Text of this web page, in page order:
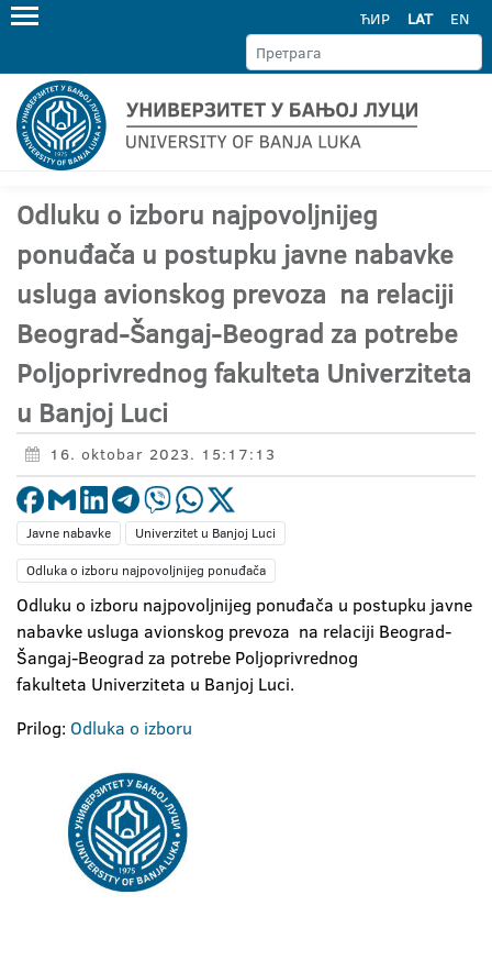
ЋИР LAT EN
Odluku o izboru najpovoljnijeg
ponuđača u postupku javne nabavke
usluga avionskog prevoza na relaciji
Beograd-Šangaj-Beograd za potrebe
Poljoprivrednog fakulteta Univerziteta
u Banjoj Luci
16. oktobar 2023. 15:17:13
Javne nabavke
Univerzitet u Banjoj Luci
Odluka o izboru najpovoljnijeg ponuđača
Odluku o izboru najpovoljnijeg ponuđača u postupku javne
nabavke usluga avionskog prevoza na relaciji Beograd-
Šangaj-Beograd za potrebe Poljoprivrednog
fakulteta Univerziteta u Banjoj Luci.
Prilog: Odluka o izboru